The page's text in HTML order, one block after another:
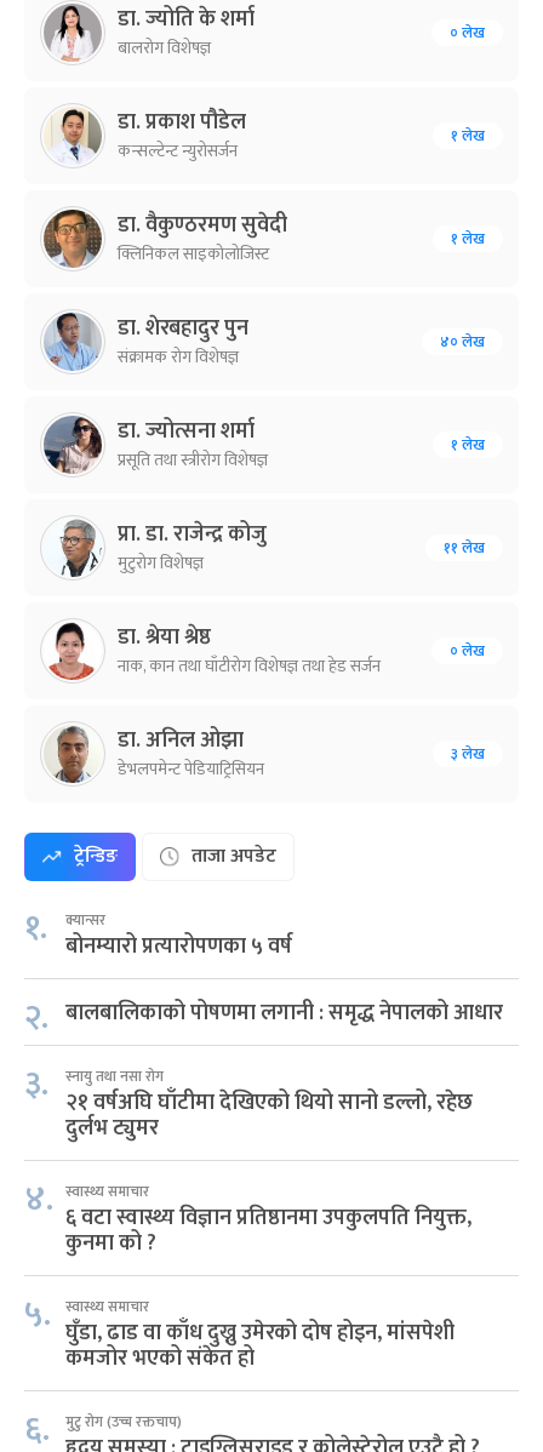
डा. ज्योति के शर्मा
बालरोग विशेषज्ञ
० लेख
डा. प्रकाश पौडेल
कन्सल्टेन्ट न्युरोसर्जन
१ लेख
डा. वैकुण्ठरमण सुवेदी
क्लिनिकल साइकोलोजिस्ट
१ लेख
डा. शेरबहादुर पुन
संक्रामक रोग विशेषज्ञ
४० लेख
डा. ज्योत्सना शर्मा
प्रसूति तथा स्त्रीरोग विशेषज्ञ
१ लेख
प्रा. डा. राजेन्द्र कोजु
मुटुरोग विशेषज्ञ
११ लेख
डा. श्रेया श्रेष्ठ
नाक, कान तथा घाँटीरोग विशेषज्ञ तथा हेड सर्जन
० लेख
डा. अनिल ओझा
डेभलपमेन्ट पेडियाट्रिसियन
३ लेख
ट्रेन्डिङ ताजा अपडेट
१. क्यान्सर
बोनम्यारो प्रत्यारोपणका ५ वर्ष
२. बालबालिकाको पोषणमा लगानी : समृद्ध नेपालको आधार
३. स्नायु तथा नसा रोग
२१ वर्षअघि घाँटीमा देखिएको थियो सानो डल्लो, रहेछ
दुर्लभ ट्युमर
४. स्वास्थ्य समाचार
६ वटा स्वास्थ्य विज्ञान प्रतिष्ठानमा उपकुलपति नियुक्त,
कुनमा को ?
५. स्वास्थ्य समाचार
घुँडा, ढाड वा काँध दुख्नु उमेरको दोष होइन, मांसपेशी
कमजोर भएको संकेत हो
६. मुटु रोग (उच्च रक्तचाप)